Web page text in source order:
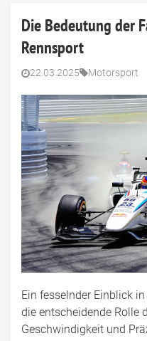
Die Bedeutung der
Rennsport
22.03.2025 Motorsport
Ein fesselnder Einblick
die entscheidende Rolle
Geschwindigkeit und